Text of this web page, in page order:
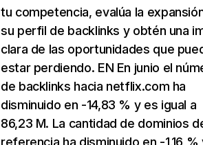
tu competencia, evalúa la
su perfil de backlinks y obtén una
clara de las oportunidades que
estar perdiendo. EN En junio el
de backlinks hacia netflix.com ha
disminuido en -14,83 % y es igual a
86,23 M. La cantidad de dominios
referencia ha disminuido en -1,16 %